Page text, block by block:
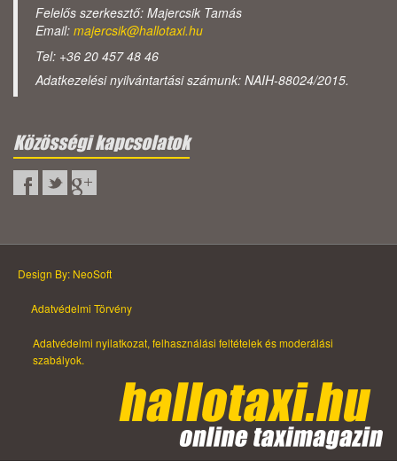
Felelős szerkesztő: Majercsik Tamás
Email: majercsik@hallotaxi.hu
Tel: +36 20 457 48 46
Adatkezelési nyilvántartási számunk: NAIH-88024/2015.
Közösségi kapcsolatok
Design By: NeoSoft
Adatvédelmi Törvény
Adatvédelmi nyilatkozat, felhasználási feltételek és moderálási
szabályok.